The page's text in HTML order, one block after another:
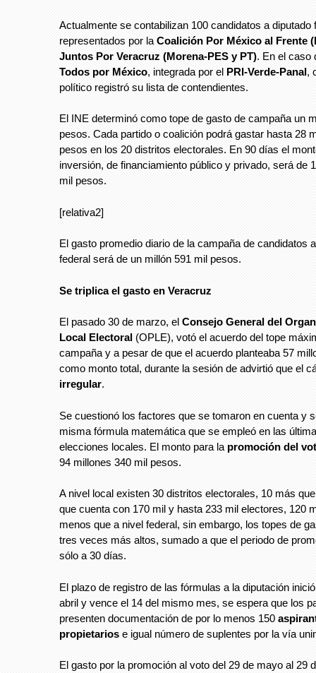
Actualmente se contabilizan 100 candidatos a diputado
representados por la Coalición Por México al Frente
Juntos Por Veracruz (Morena-PES y PT). En el caso
Todos por México, integrada por el PRI-Verde-Panal,
político registró su lista de contendientes.
El INE determinó como tope de gasto de campaña un
pesos. Cada partido o coalición podrá gastar hasta 28
pesos en los 20 distritos electorales. En 90 días el
inversión, de financiamiento público y privado, será de
mil pesos.
[relativa2]
El gasto promedio diario de la campaña de candidatos
federal será de un millón 591 mil pesos.
Se triplica el gasto en Veracruz
El pasado 30 de marzo, el Consejo General del
Local Electoral (OPLE), votó el acuerdo del tope
campaña y a pesar de que el acuerdo planteaba 57
como monto total, durante la sesión de advirtió que el
irregular.
Se cuestionó los factores que se tomaron en cuenta y
misma fórmula matemática que se empleó en las
elecciones locales. El monto para la promoción del
94 millones 340 mil pesos.
A nivel local existen 30 distritos electorales, 10 más
que cuenta con 170 mil y hasta 233 mil electores, 120
menos que a nivel federal, sin embargo, los topes de
tres veces más altos, sumado a que el periodo de
sólo a 30 días.
El plazo de registro de las fórmulas a la diputación
abril y vence el 14 del mismo mes, se espera que los
presenten documentación de por lo menos 150
propietarios e igual número de suplentes por la vía
El gasto por la promoción al voto del 29 de mayo al 29